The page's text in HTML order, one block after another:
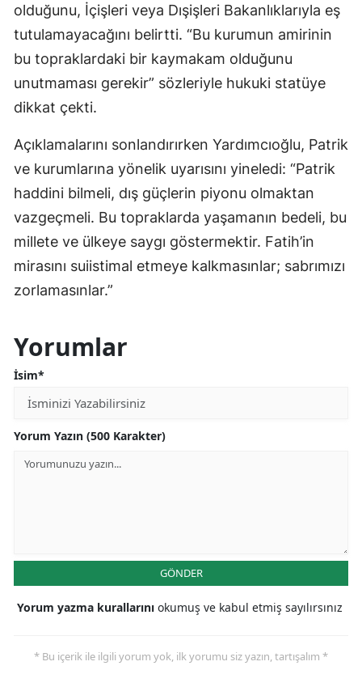
olduğunu, İçişleri veya Dışişleri Bakanlıklarıyla eş
tutulamayacağını belirtti. “Bu kurumun amirinin
bu topraklardaki bir kaymakam olduğunu
unutmaması gerekir” sözleriyle hukuki statüye
dikkat çekti.
Açıklamalarını sonlandırırken Yardımcıoğlu, Patrik
ve kurumlarına yönelik uyarısını yineledi: “Patrik
haddini bilmeli, dış güçlerin piyonu olmaktan
vazgeçmeli. Bu topraklarda yaşamanın bedeli, bu
millete ve ülkeye saygı göstermektir. Fatih’in
mirasını suiistimal etmeye kalkmasınlar; sabrımızı
zorlamasınlar.”
Yorumlar
İsim*
Yorum Yazın (500 Karakter)
GÖNDER
Yorum yazma kurallarını okumuş ve kabul etmiş sayılırsınız
* Bu içerik ile ilgili yorum yok, ilk yorumu siz yazın, tartışalım *